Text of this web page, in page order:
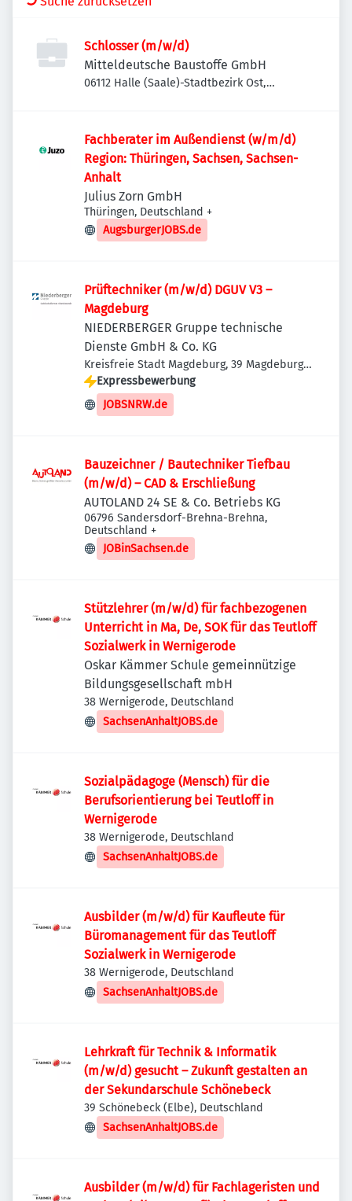
Schlosser (m/w/d)
Mitteldeutsche Baustoffe GmbH
06112 Halle (Saale)-Stadtbezirk Ost,
Fachberater im Außendienst (w/m/d)
Region: Thüringen, Sachsen, Sachsen-
Anhalt
Julius Zorn GmbH
Thüringen, Deutschland +
AugsburgerJOBS.de
Prüftechniker (m/w/d) DGUV V3 –
Magdeburg
NIEDERBERGER Gruppe technische
Dienste GmbH & Co. KG
Kreisfreie Stadt Magdeburg, 39 Magdeburg,
Deutschland
Expressbewerbung
JOBSNRW.de
Bauzeichner / Bautechniker Tiefbau
(m/w/d) – CAD & Erschließung
AUTOLAND 24 SE & Co. Betriebs KG
06796 Sandersdorf-Brehna-Brehna,
Deutschland +
JOBinSachsen.de
Stützlehrer (m/w/d) für fachbezogenen
Unterricht in Ma, De, SOK für das Teutloff
Sozialwerk in Wernigerode
Oskar Kämmer Schule gemeinnützige
Bildungsgesellschaft mbH
38 Wernigerode, Deutschland
SachsenAnhaltJOBS.de
Sozialpädagoge (Mensch) für die
Berufsorientierung bei Teutloff in
Wernigerode
38 Wernigerode, Deutschland
SachsenAnhaltJOBS.de
Ausbilder (m/w/d) für Kaufleute für
Büromanagement für das Teutloff
Sozialwerk in Wernigerode
38 Wernigerode, Deutschland
SachsenAnhaltJOBS.de
Lehrkraft für Technik & Informatik
(m/w/d) gesucht – Zukunft gestalten an
der Sekundarschule Schönebeck
39 Schönebeck (Elbe), Deutschland
SachsenAnhaltJOBS.de
Ausbilder (m/w/d) für Fachlageristen und